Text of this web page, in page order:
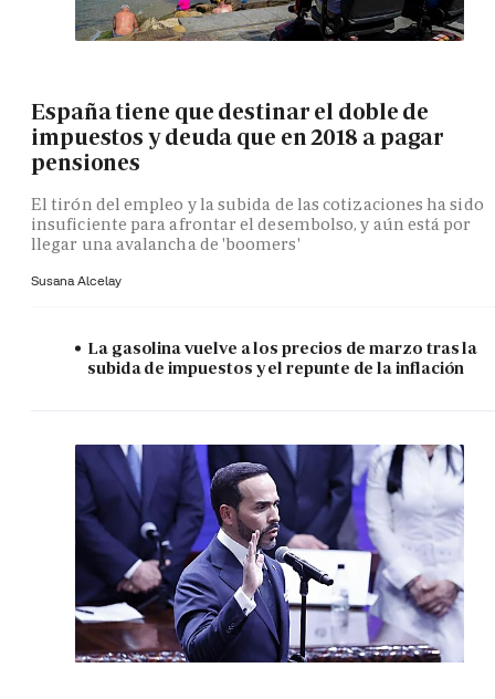
España tiene que destinar el doble de
impuestos y deuda que en 2018 a pagar
pensiones
El tirón del empleo y la subida de las cotizaciones ha sido
insuficiente para afrontar el desembolso, y aún está por
llegar una avalancha de 'boomers'
Susana Alcelay
La gasolina vuelve a los precios de marzo tras la
subida de impuestos y el repunte de la inflación